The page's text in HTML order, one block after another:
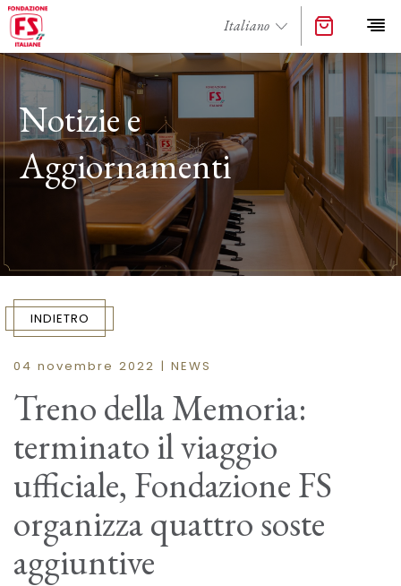
Notizie e
Aggiornamenti
INDIETRO
04 novembre 2022 | NEWS
Treno della Memoria:
terminato il viaggio
ufficiale, Fondazione FS
organizza quattro soste
aggiuntive